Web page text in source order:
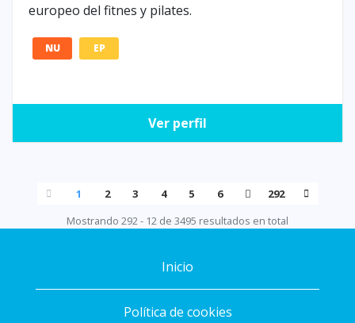
europeo del fitnes y pilates.
NU EP
Ver perfil
1 2 3 4 5 6
292
Mostrando 292 - 12 de 3495 resultados en total
Inicio
Política de cookies